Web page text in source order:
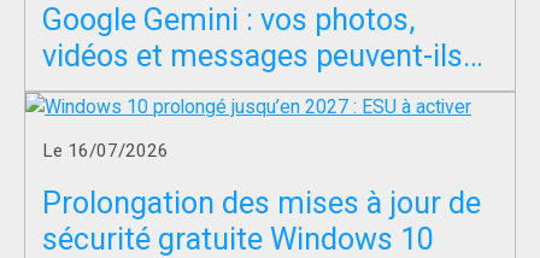
Google Gemini : vos photos,
vidéos et messages peuvent-ils
servir à entraîner l’IA ?
Le 16/07/2026
Prolongation des mises à jour de
sécurité gratuite Windows 10